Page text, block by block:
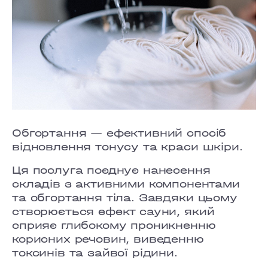
Обгортання — ефективний спосіб
відновлення тонусу та краси шкіри.
Ця послуга поєднує нанесення
складів з активними компонентами
та обгортання тіла. Завдяки цьому
створюється ефект сауни, який
сприяє глибокому проникненню
корисних речовин, виведенню
токсинів та зайвої рідини.